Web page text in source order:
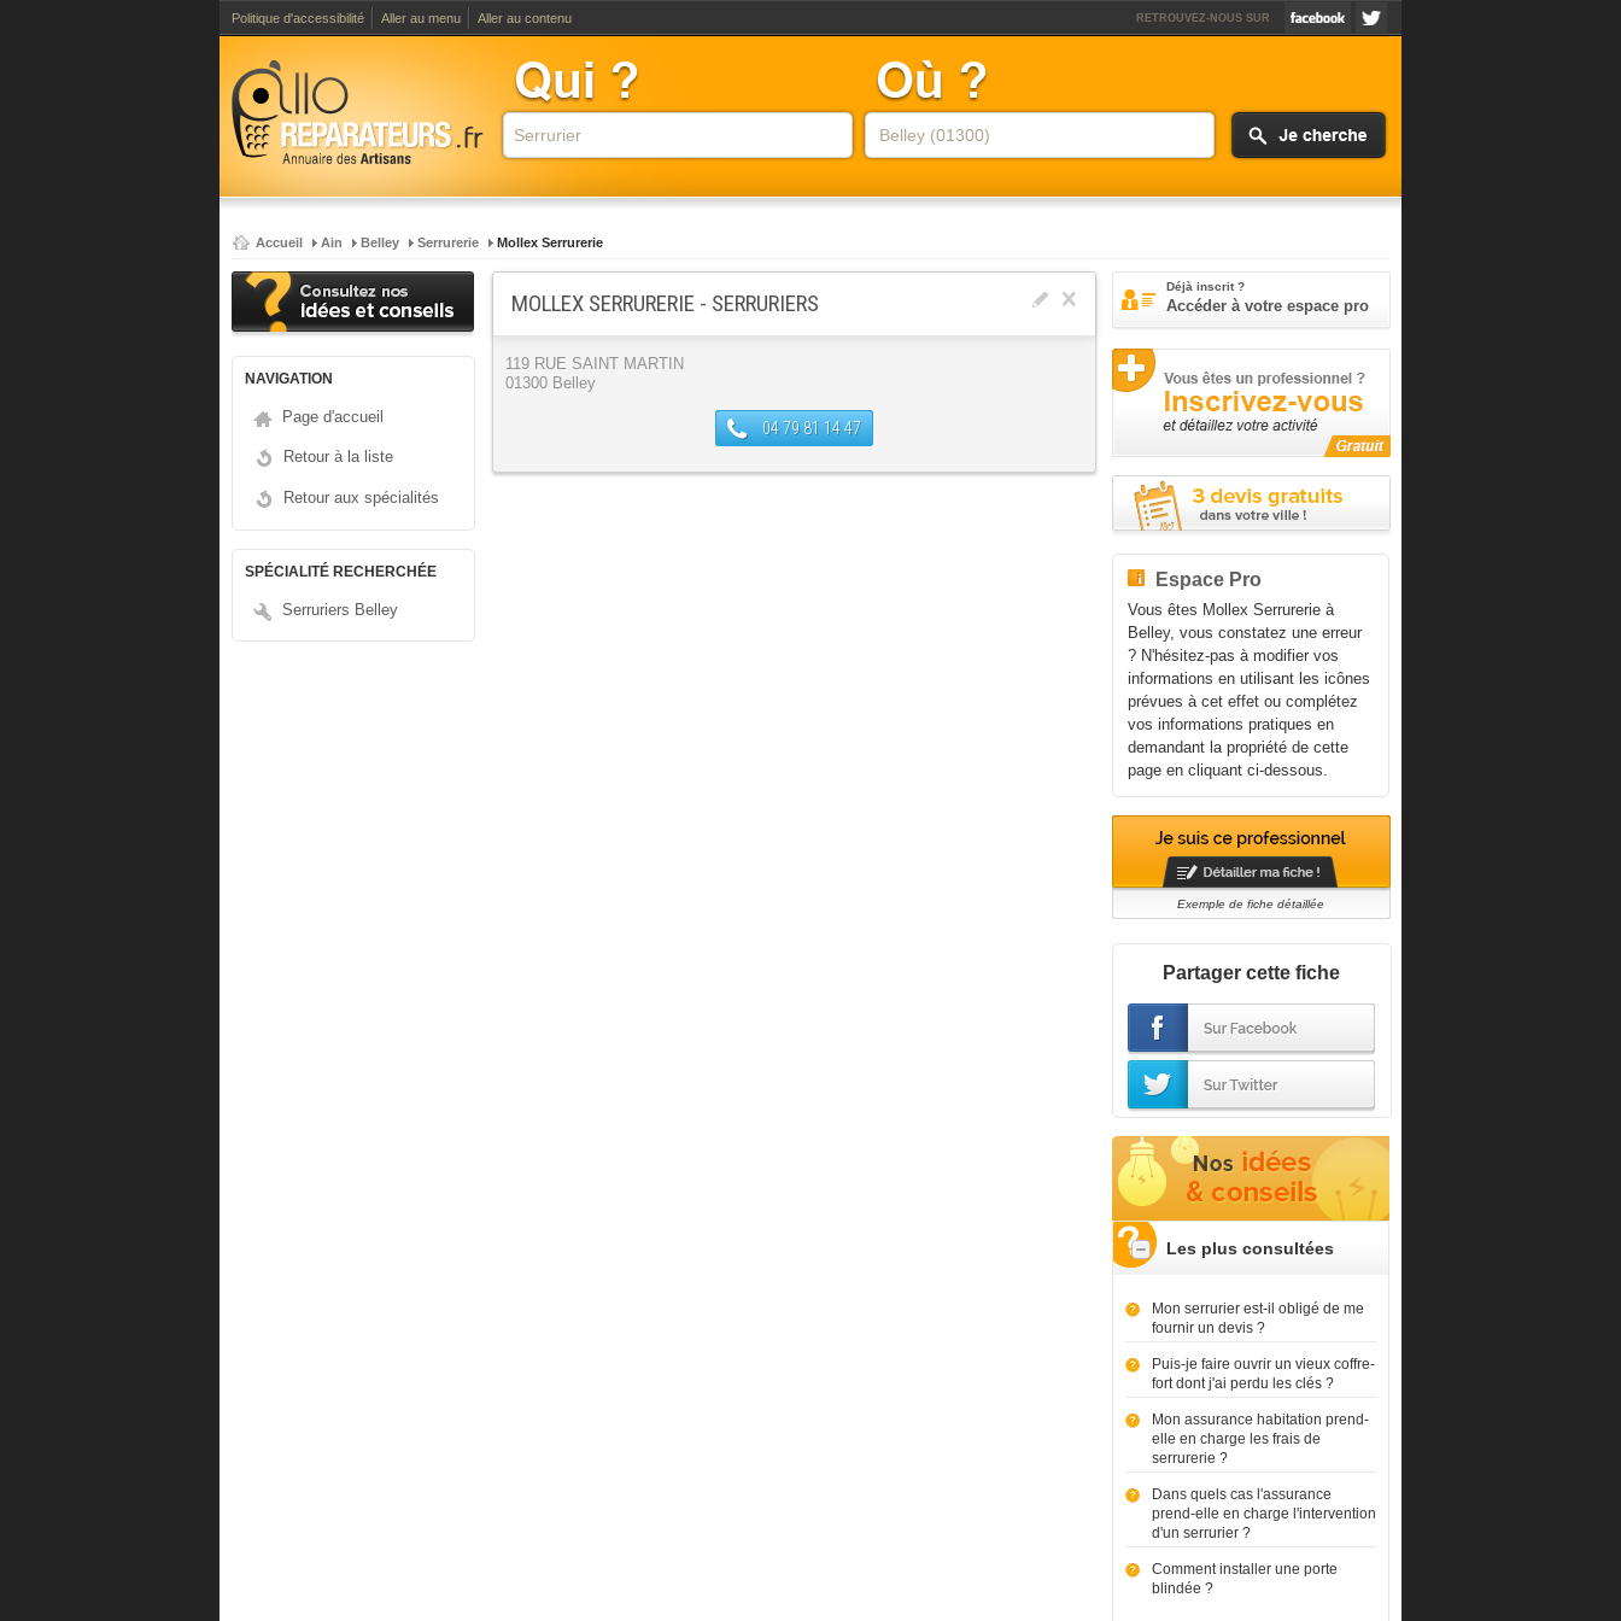
Politique d'accessibilité Aller au menu Aller au contenu RETROUVEZ-NOUS SUR
Accueil Ain Belley Serrurerie Mollex Serrurerie
NAVIGATION
Page d'accueil
Retour à la liste
Retour aux spécialités
SPÉCIALITÉ RECHERCHÉE
Serruriers Belley
MOLLEX SERRURERIE - SERRURIERS
119 RUE SAINT MARTIN
01300 Belley
04 79 81 14 47
Déjà inscrit ?
Accéder à votre espace pro
Espace Pro
Vous êtes Mollex Serrurerie à
Belley, vous constatez une erreur
? N'hésitez-pas à modifier vos
informations en utilisant les icônes
prévues à cet effet ou complétez
vos informations pratiques en
demandant la propriété de cette
page en cliquant ci-dessous.
Exemple de fiche détaillée
Partager cette fiche
Les plus consultées
Mon serrurier est-il obligé de me
fournir un devis ?
Puis-je faire ouvrir un vieux coffre-
fort dont j'ai perdu les clés ?
Mon assurance habitation prend-
elle en charge les frais de
serrurerie ?
Dans quels cas l'assurance
prend-elle en charge l'intervention
d'un serrurier ?
Comment installer une porte
blindée ?